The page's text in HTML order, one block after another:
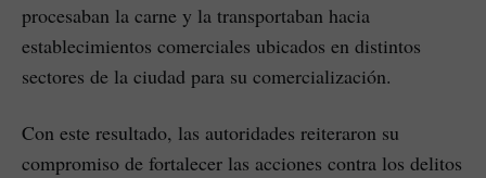
procesaban la carne y la transportaban hacia
establecimientos comerciales ubicados en distintos
sectores de la ciudad para su comercialización.
Con este resultado, las autoridades reiteraron su
compromiso de fortalecer las acciones contra los delitos